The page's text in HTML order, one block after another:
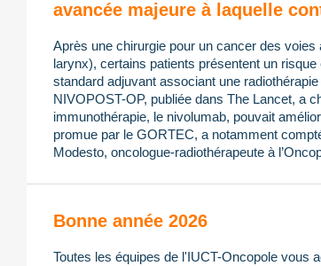
avancée majeure à laquelle
Après une chirurgie pour un cancer des
larynx), certains patients présentent un
standard adjuvant associant une
NIVOPOST-OP, publiée dans The Lancet, a
immunothérapie, le nivolumab, pouvait
promue par le GORTEC, a notamment
Modesto, oncologue-radiothérapeute à
Bonne année 2026
Toutes les équipes de l'IUCT-Oncopole vous